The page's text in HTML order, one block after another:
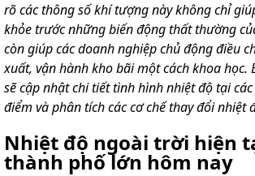
rõ các thông số khí tượng này không chỉ
khỏe trước những biến động thất thường
còn giúp các doanh nghiệp chủ động điều
xuất, vận hành kho bãi một cách khoa học.
sẽ cập nhật chi tiết tình hình nhiệt độ tại
điểm và phân tích các cơ chế thay đổi nhiệt
Nhiệt độ ngoài trời hiện
thành phố lớn hôm nay